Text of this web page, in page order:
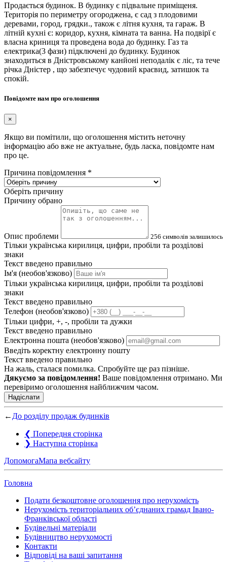
Продається будинок. В будинку є підвальне приміщеня.
Територія по периметру огороджена, є сад з плодовими
деревами, город, грядки., також є літня кухня, та гараж. В
літній кухні є: коридор, кухня, кімната та ванна. На подвірї є
власна криниця та проведена вода до будинку. Газ та
електрика(3 фази) підключені до будинку. Будинок
знаходиться в Дністровському канйоні неподалік є ліс, та тече
річка Дністер , що забезпечує чудовий краєвид, затишок та
спокій.
Повідомте нам про оголошення
×
Якщо ви помітили, що оголошення містить неточну
інформацію або вже не актуальне, будь ласка, повідомте нам
про це.
Причина повідомлення *
Оберіть причину
Причину обрано
Опис проблеми 256 символів залишилось
Тільки українська кирилиця, цифри, пробіли та розділові
знаки
Текст введено правильно
Ім'я (необов'язково)
Тільки українська кирилиця, цифри, пробіли та розділові
знаки
Текст введено правильно
Телефон (необов'язково)
Тільки цифри, +, -, пробіли та дужки
Текст введено правильно
Електронна пошта (необов'язково)
Введіть коректну електронну пошту
Текст введено правильно
На жаль, сталася помилка. Спробуйте ще раз пізніше.
Дякуємо за повідомлення! Ваше повідомлення отримано. Ми
перевіримо оголошення найближчим часом.
Надіслати
← До розділу продаж будинків
❮ Попередня сторінка
❯ Наступна сторінка
ДопомогаМапа вебсайту
Головна
Подати безкоштовне оголошення про нерухомість
Нерухомість територіальних об’єднаних грамад Івано-
Франківської області
Будівельні матеріали
Будівництво нерухомості
Контакти
Відповіді на ваші запитання